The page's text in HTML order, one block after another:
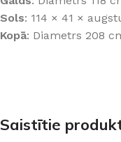
Sols: 114 × 41 ×
Kopā: Diametrs 208
Saistītie